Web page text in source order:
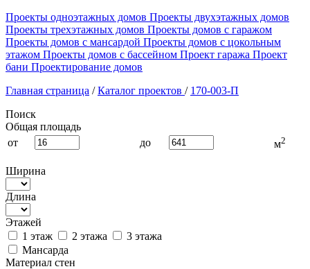
Проекты одноэтажных домов Проекты двухэтажных домов
Проекты трехэтажных домов Проекты домов с гаражом
Проекты домов с мансардой Проекты домов с цокольным
этажом Проекты домов с бассейном Проект гаража Проект
бани Проектирование домов
Главная страница / Каталог проектов / 170-003-П
Поиск
Общая площадь
от
до м2
Ширина
Длина
Этажей
1 этаж
2 этажа
3 этажа
Мансарда
Материал стен